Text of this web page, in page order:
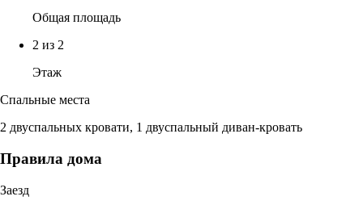
Общая площадь
2 из 2
Этаж
Спальные места
2 двуспальных кровати, 1 двуспальный диван-кровать
Правила дома
Заезд